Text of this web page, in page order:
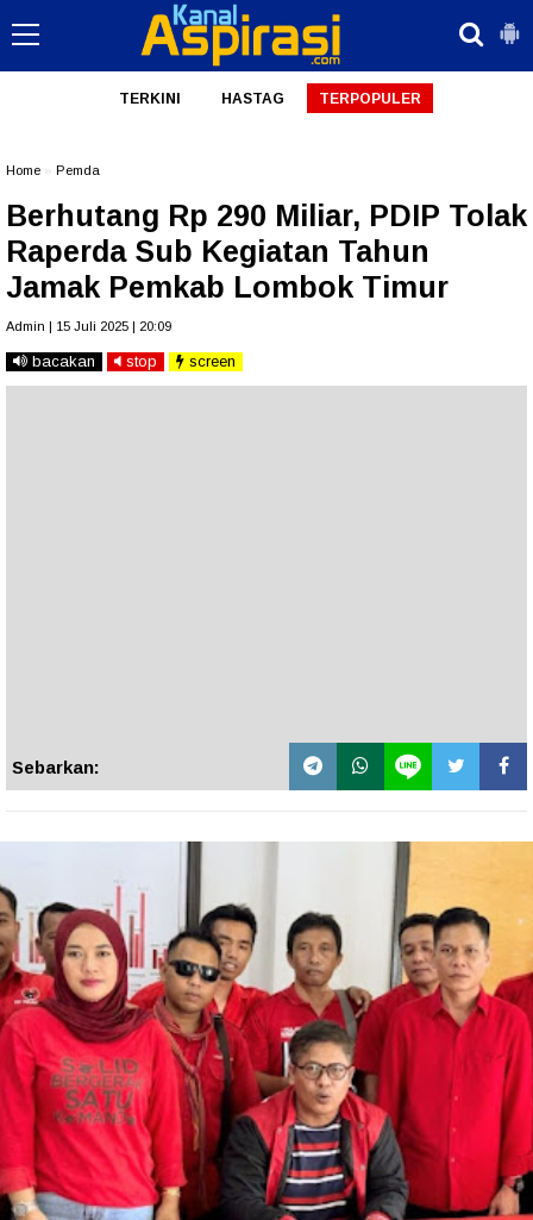
TERKINI HASTAG TERPOPULER
Home Pemda
Berhutang Rp 290 Miliar, PDIP Tolak
Raperda Sub Kegiatan Tahun
Jamak Pemkab Lombok Timur
Admin | 15 Juli 2025 | 20:09
bacakan stop screen
Sebarkan: